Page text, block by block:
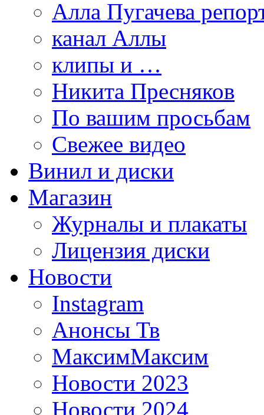
Алла Пугачева
канал Аллы
клипы и …
Никита Пресняков
По вашим просьбам
Свежее видео
Винил и диски
Магазин
Журналы и плакаты
Лицензия диски
Новости
Instagram
Анонсы Тв
МаксимМаксим
Новости 2023
Новости 2024